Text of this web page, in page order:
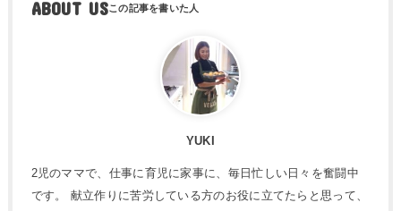
ABOUT US
YUKI
2児のママで、仕事に育児に家事に、毎日忙しい日々を奮闘中
です。 献立作りに苦労している方のお役に立てたらと思って、